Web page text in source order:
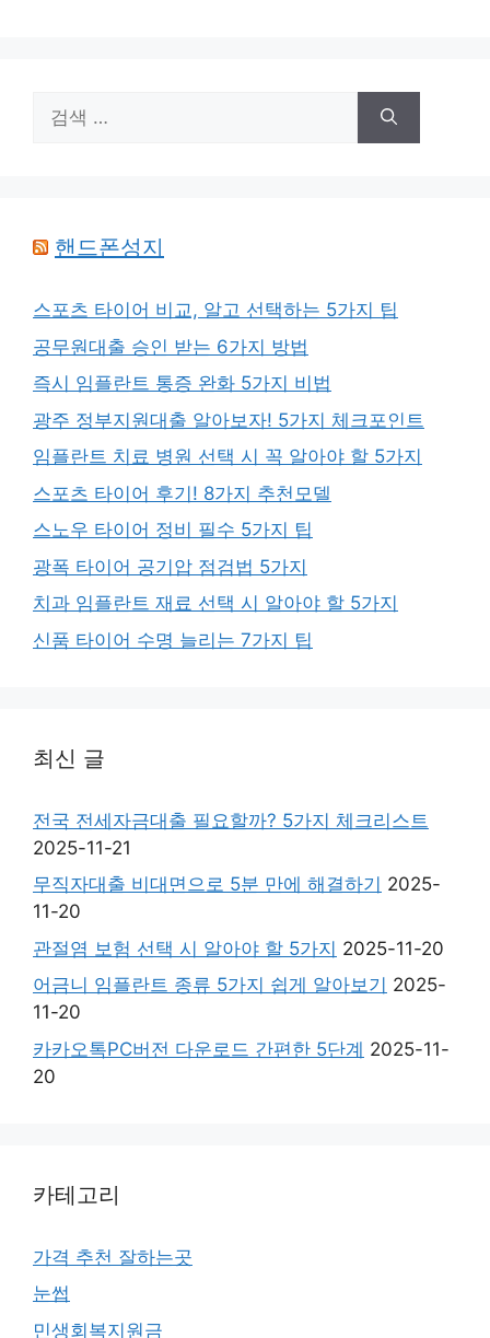
색:
핸드폰성지
스포츠 타이어 비교, 알고 선택하는 5가지 팁
공무원대출 승인 받는 6가지 방법
즉시 임플란트 통증 완화 5가지 비법
광주 정부지원대출 알아보자! 5가지 체크포인트
임플란트 치료 병원 선택 시 꼭 알아야 할 5가지
스포츠 타이어 후기! 8가지 추천모델
스노우 타이어 정비 필수 5가지 팁
광폭 타이어 공기압 점검법 5가지
치과 임플란트 재료 선택 시 알아야 할 5가지
신품 타이어 수명 늘리는 7가지 팁
최신 글
전국 전세자금대출 필요할까? 5가지 체크리스트
2025-11-21
무직자대출 비대면으로 5분 만에 해결하기 2025-
11-20
관절염 보험 선택 시 알아야 할 5가지 2025-11-20
어금니 임플란트 종류 5가지 쉽게 알아보기 2025-
11-20
카카오톡PC버전 다운로드 간편한 5단계 2025-11-
20
카테고리
가격 추천 잘하는곳
눈썹
민생회복지원금